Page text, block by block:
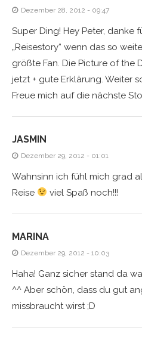
Dezember 28, 2012 - 09:47
Super Ding! Hey Peter, danke
„Reisestory“ wenn das so
größte Fan. Die Picture of the
jetzt + gute Erklärung. Weiter
Freue mich auf die nächste
JASMIN
Dezember 29, 2012 - 01:01
Wahnsinn ich fühl mich grad
Reise
viel Spaß noch!!!
MARINA
Dezember 29, 2012 - 10:03
Haha! Ganz sicher stand da
^^ Aber schön, dass du gut
missbraucht wirst ;D